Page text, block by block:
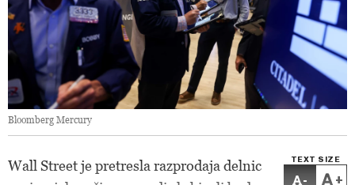
Bloomberg Mercury
TEXT SIZE
- +
Wall Street je pretresla razprodaja delnic